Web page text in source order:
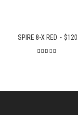
SPIRE 8-X RED $
valoraciones